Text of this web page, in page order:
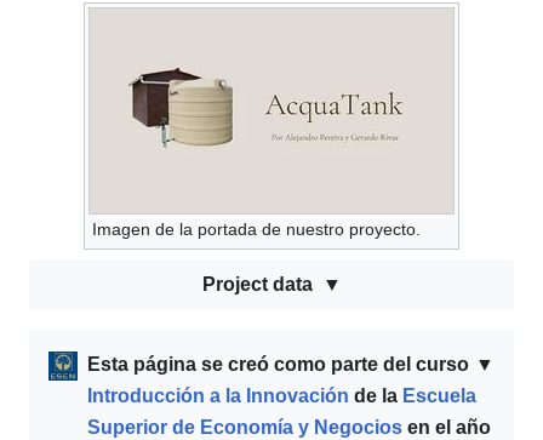
Imagen de la portada de nuestro proyecto.
Project data
▼
Esta página se creó como parte del curso
Introducción a la Innovación de la Escuela
Superior de Economía y Negocios en el año